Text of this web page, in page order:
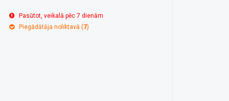
Pasūtot, veikalā pēc 7 dienām
Piegādātāja noliktavā (7)